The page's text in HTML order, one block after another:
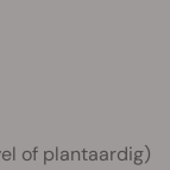
of plantaardig)